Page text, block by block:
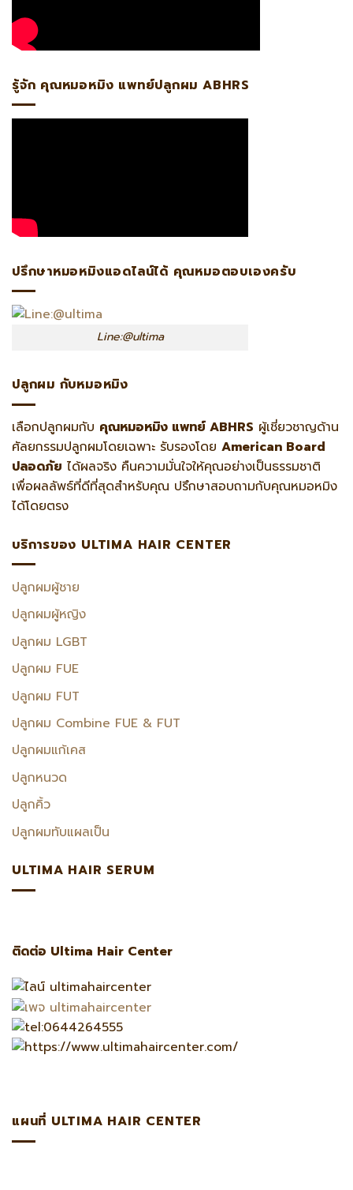
รู้จัก คุณหมอหมิง แพทย์ปลูกผม ABHRS
ปรึกษาหมอหมิงแอดไลน์ได้ คุณหมอตอบเองครับ
Line:@ultima
ปลูกผม กับหมอหมิง
เลือกปลูกผมกับ คุณหมอหมิง แพทย์ ABHRS ผู้เชี่ยวชาญด้าน
ศัลยกรรมปลูกผมโดยเฉพาะ รับรองโดย American Board
ปลอดภัย ได้ผลจริง คืนความมั่นใจให้คุณอย่างเป็นธรรมชาติ
เพื่อผลลัพธ์ที่ดีที่สุดสำหรับคุณ ปรึกษาสอบถามกับคุณหมอหมิง
ได้โดยตรง
บริการของ ULTIMA HAIR CENTER
ปลูกผมผู้ชาย
ปลูกผมผู้หญิง
ปลูกผม LGBT
ปลูกผม FUE
ปลูกผม FUT
ปลูกผม Combine FUE & FUT
ปลูกผมแก้เคส
ปลูกหนวด
ปลูกคิ้ว
ปลูกผมทับแผลเป็น
ULTIMA HAIR SERUM
ติดต่อ Ultima Hair Center
แผนที่ ULTIMA HAIR CENTER